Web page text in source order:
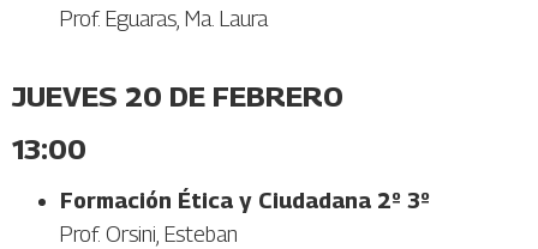
Prof. Eguaras, Ma. Laura
JUEVES 20 DE FEBRERO
13:00
Formación Ética y Ciudadana 2º 3º
Prof. Orsini, Esteban